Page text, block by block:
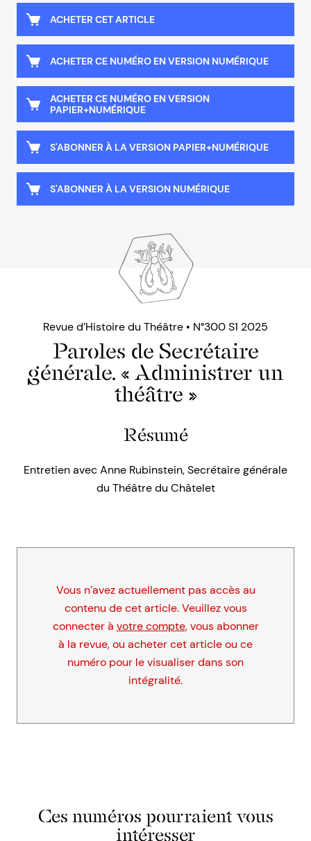
ACHETER CET ARTICLE
ACHETER CE NUMÉRO EN VERSION NUMÉRIQUE
ACHETER CE NUMÉRO EN VERSION
PAPIER+NUMÉRIQUE
S'ABONNER À LA VERSION PAPIER+NUMÉRIQUE
S'ABONNER À LA VERSION NUMÉRIQUE
Revue d’Histoire du Théâtre • N°300 S1 2025
Paroles de Secrétaire
générale. « Administrer un
théâtre »
Résumé
Entretien avec Anne Rubinstein, Secrétaire générale
du Théâtre du Châtelet
Vous n’avez actuellement pas accès au
contenu de cet article. Veuillez vous
connecter à votre compte, vous abonner
à la revue, ou acheter cet article ou ce
numéro pour le visualiser dans son
intégralité.
Ces numéros pourraient vous
intéresser